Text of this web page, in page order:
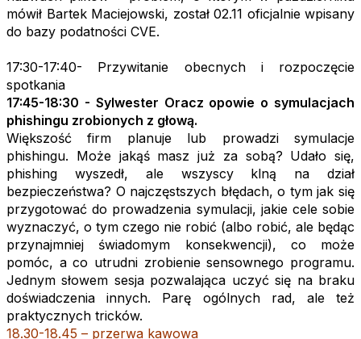
mówił Bartek Maciejowski, został 02.11 oficjalnie wpisany
do bazy podatności CVE.
17:30-17:40- Przywitanie obecnych i rozpoczęcie
spotkania
17:45-18:30 - Sylwester Oracz opowie o symulacjach
phishingu zrobionych z głową.
Większość firm planuje lub prowadzi symulacje
phishingu. Może jakąś masz już za sobą? Udało się,
phishing wyszedł, ale wszyscy klną na dział
bezpieczeństwa? O najczęstszych błędach, o tym jak się
przygotować do prowadzenia symulacji, jakie cele sobie
wyznaczyć, o tym czego nie robić (albo robić, ale będąc
przynajmniej świadomym konsekwencji), co może
pomóc, a co utrudni zrobienie sensownego programu.
Jednym słowem sesja pozwalająca uczyć się na braku
doświadczenia innych. Parę ogólnych rad, ale też
praktycznych tricków.
18.30-18.45 – przerwa kawowa